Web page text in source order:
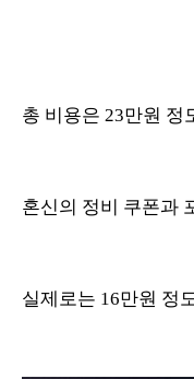
총 비용은 23만원 정
혼신의 정비 쿠폰과
실제로는 16만원 정